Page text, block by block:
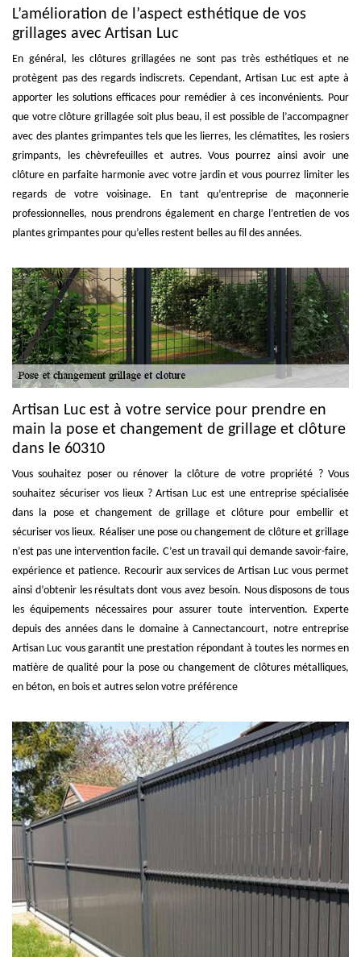
L’amélioration de l’aspect esthétique de vos
grillages avec Artisan Luc
En général, les clôtures grillagées ne sont pas très esthétiques et ne
protègent pas des regards indiscrets. Cependant, Artisan Luc est apte à
apporter les solutions efficaces pour remédier à ces inconvénients. Pour
que votre clôture grillagée soit plus beau, il est possible de l’accompagner
avec des plantes grimpantes tels que les lierres, les clématites, les rosiers
grimpants, les chèvrefeuilles et autres. Vous pourrez ainsi avoir une
clôture en parfaite harmonie avec votre jardin et vous pourrez limiter les
regards de votre voisinage. En tant qu’entreprise de maçonnerie
professionnelles, nous prendrons également en charge l’entretien de vos
plantes grimpantes pour qu’elles restent belles au fil des années.
Artisan Luc est à votre service pour prendre en
main la pose et changement de grillage et clôture
dans le 60310
Vous souhaitez poser ou rénover la clôture de votre propriété ? Vous
souhaitez sécuriser vos lieux ? Artisan Luc est une entreprise spécialisée
dans la pose et changement de grillage et clôture pour embellir et
sécuriser vos lieux. Réaliser une pose ou changement de clôture et grillage
n’est pas une intervention facile. C’est un travail qui demande savoir-faire,
expérience et patience. Recourir aux services de Artisan Luc vous permet
ainsi d’obtenir les résultats dont vous avez besoin. Nous disposons de tous
les équipements nécessaires pour assurer toute intervention. Experte
depuis des années dans le domaine à Cannectancourt, notre entreprise
Artisan Luc vous garantit une prestation répondant à toutes les normes en
matière de qualité pour la pose ou changement de clôtures métalliques,
en béton, en bois et autres selon votre préférence